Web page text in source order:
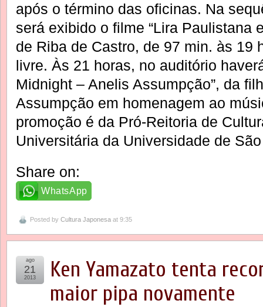
após o término das oficinas. Na
será exibido o filme “Lira Paulistana
de Riba de Castro, de 97 min. às 19
livre. Às 21 horas, no auditório
Midnight – Anelis Assumpção”, da
Assumpção em homenagem ao
promoção é da Pró-Reitoria de
Universitária da Universidade de
Share on:
WhatsApp
Posted by Cultura Japonesa at 9:35
Ken Yamazato tenta
maior pipa novamente
ago
21
2013